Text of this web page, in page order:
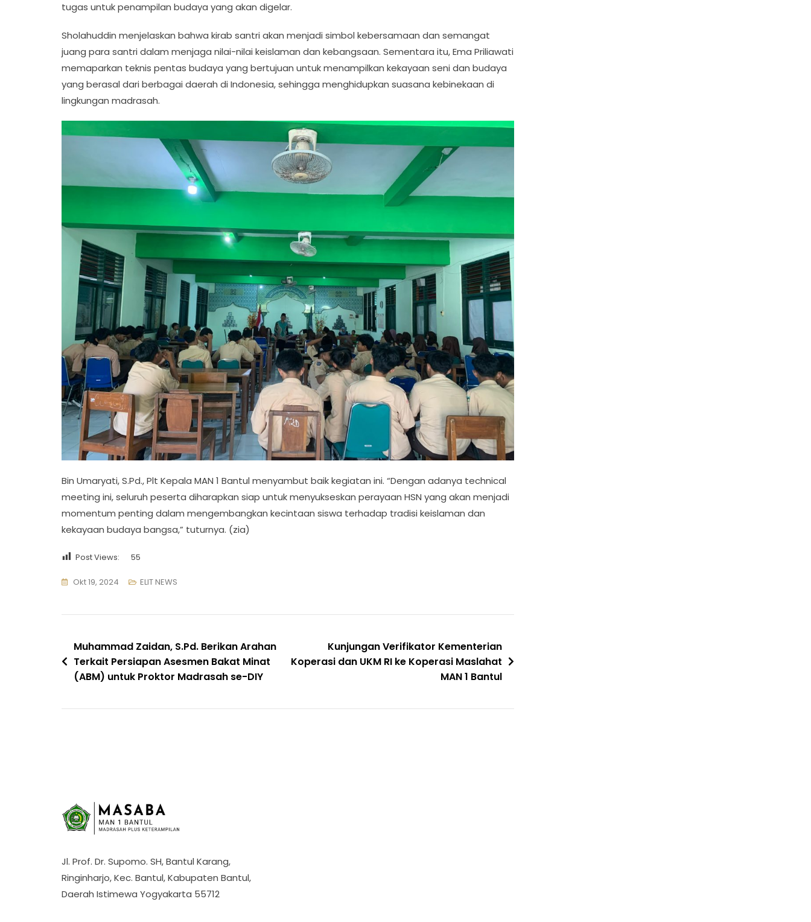
tugas untuk penampilan budaya yang akan digelar.
Sholahuddin menjelaskan bahwa kirab santri akan menjadi simbol kebersamaan dan semangat
juang para santri dalam menjaga nilai-nilai keislaman dan kebangsaan. Sementara itu, Ema Priliawati
memaparkan teknis pentas budaya yang bertujuan untuk menampilkan kekayaan seni dan budaya
yang berasal dari berbagai daerah di Indonesia, sehingga menghidupkan suasana kebinekaan di
lingkungan madrasah.
Bin Umaryati, S.Pd., Plt Kepala MAN 1 Bantul menyambut baik kegiatan ini. “Dengan adanya technical
meeting ini, seluruh peserta diharapkan siap untuk menyukseskan perayaan HSN yang akan menjadi
momentum penting dalam mengembangkan kecintaan siswa terhadap tradisi keislaman dan
kekayaan budaya bangsa,” tuturnya. (zia)
Post Views: 55
Okt 19, 2024 ELIT NEWS
Navigasi
pos
Muhammad Zaidan, S.Pd. Berikan Arahan
Terkait Persiapan Asesmen Bakat Minat
(ABM) untuk Proktor Madrasah se-DIY
Kunjungan Verifikator Kementerian
Koperasi dan UKM RI ke Koperasi Maslahat
MAN 1 Bantul
Jl. Prof. Dr. Supomo. SH, Bantul Karang,
Ringinharjo, Kec. Bantul, Kabupaten Bantul,
Daerah Istimewa Yogyakarta 55712